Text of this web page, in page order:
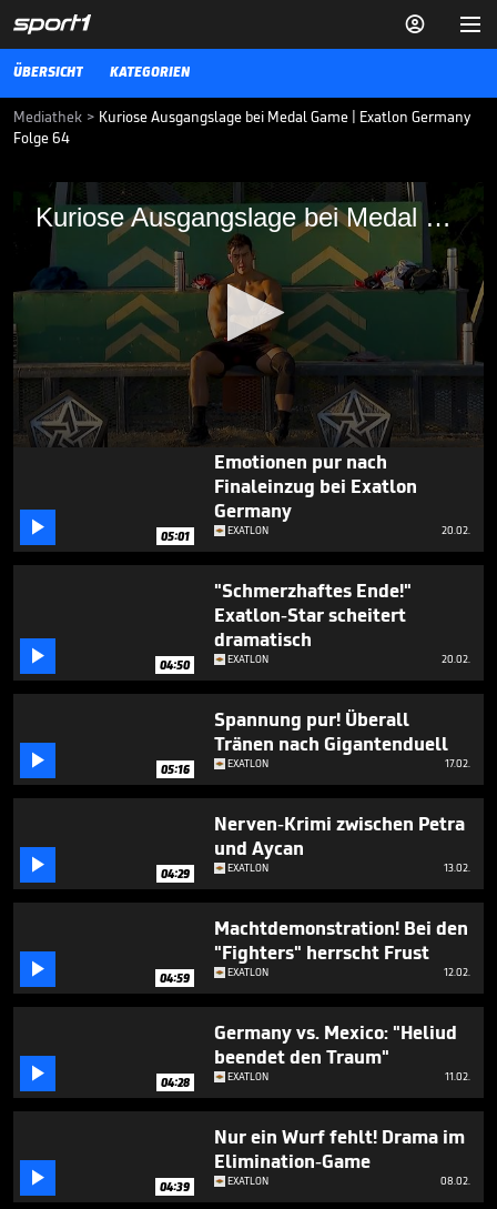


ÜBERSICHT KATEGORIEN
Mediathek > Kuriose Ausgangslage bei Medal Game | Exatlon Germany
Folge 64
Kuriose Ausgangslage bei Medal Game
3
minutes,
15
seconds
Kuriose Ausgangslage bei Medal Game
Bei einem Medal Game in Folge 64 von Exatlon Germany kommt es
zu einer kuriosen Ausgangslage.
EXATLON 10.01.25
Das große Finale! Wer krönt
sich zum Exatlon-Champion?
20.02.
 05:01
Emotionen pur nach
Finaleinzug bei Exatlon
Germany
EXATLON 20.02.
 04:50
"Schmerzhaftes Ende!"
Exatlon-Star scheitert
dramatisch
EXATLON 20.02.
 05:16
Spannung pur! Überall
Tränen nach Gigantenduell
EXATLON 17.02.
 04:29
Nerven-Krimi zwischen Petra
und Aycan
EXATLON 13.02.
 04:59
Machtdemonstration! Bei den
"Fighters" herrscht Frust
EXATLON 12.02.
 04:28
Germany vs. Mexico: "Heliud
beendet den Traum"
EXATLON 11.02.
 04:39
Nur ein Wurf fehlt! Drama im
Elimination-Game
EXATLON 08.02.